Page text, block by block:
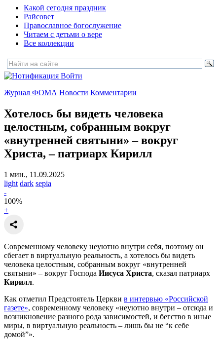
Какой сегодня праздник
Райсовет
Православное богослужение
Читаем с детьми о вере
Все коллекции
Войти
Журнал ФОМА Новости Комментарии
Хотелось бы видеть человека
целостным, собранным вокруг
«внутренней святыни» – вокруг
Христа, – патриарх Кирилл
1 мин., 11.09.2025
light dark sepia
-
100%
+
Современному человеку неуютно внутри себя, поэтому он
сбегает в виртуальную реальность, а хотелось бы видеть
человека целостным, собранным вокруг «внутренней
святыни» – вокруг Господа Иисуса Христа, сказал патриарх
Кирилл.
Как отметил Предстоятель Церкви в интервью «Российской
газете», современному человеку «неуютно внутри – отсюда и
возникновение разного рода зависимостей, и бегство в иные
миры, в виртуальную реальность – лишь бы не “к себе
домой”».